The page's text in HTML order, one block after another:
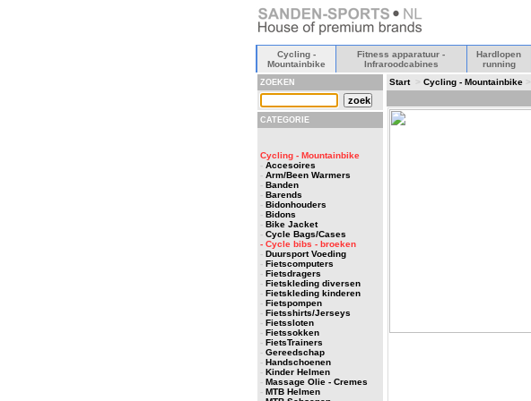
Cycling -
Mountainbike
Fitness apparatuur -
Infraroodcabines
Hardlopen
running
ZOEKEN
CATEGORIE
Cycling - Mountainbike
- Accesoires
- Arm/Been Warmers
- Banden
- Barends
- Bidonhouders
- Bidons
- Bike Jacket
- Cycle Bags/Cases
- Cycle bibs - broeken
- Duursport Voeding
- Fietscomputers
- Fietsdragers
- Fietskleding diversen
- Fietskleding kinderen
- Fietspompen
- Fietsshirts/Jerseys
- Fietssloten
- Fietssokken
- FietsTrainers
- Gereedschap
- Handschoenen
- Kinder Helmen
- Massage Olie - Cremes
- MTB Helmen
Start> Cycling - Mountainbike >